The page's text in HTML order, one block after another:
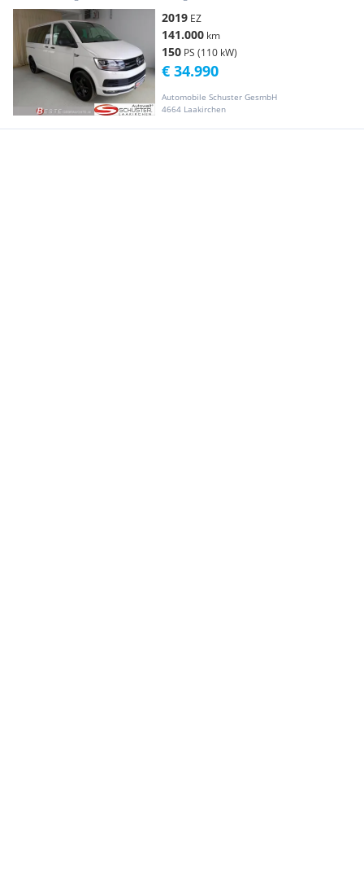
2019 EZ
141.000 km
150 PS (110 kW)
Automobile Schuster GesmbH
4664 Laakirchen
€ 34.990